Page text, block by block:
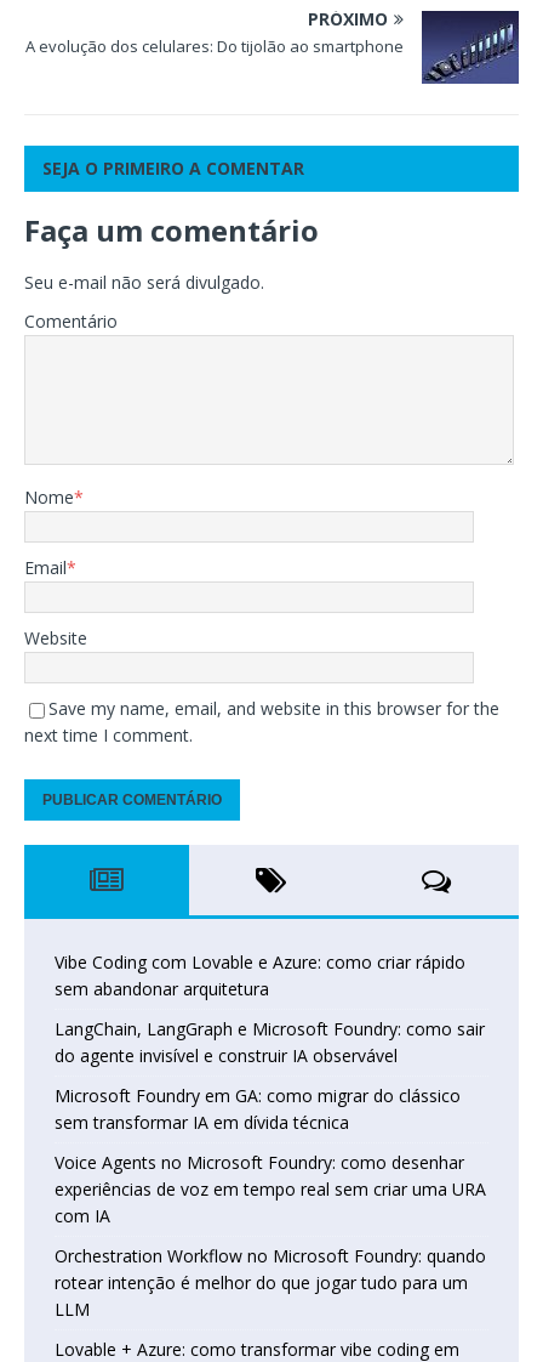
PRÓXIMO
A evolução dos celulares: Do tijolão ao smartphone
SEJA O PRIMEIRO A COMENTAR
Faça um comentário
Seu e-mail não será divulgado.
Comentário
Nome*
Email*
Website
Save my name, email, and website in this browser for the
next time I comment.
Vibe Coding com Lovable e Azure: como criar rápido
sem abandonar arquitetura
LangChain, LangGraph e Microsoft Foundry: como sair
do agente invisível e construir IA observável
Microsoft Foundry em GA: como migrar do clássico
sem transformar IA em dívida técnica
Voice Agents no Microsoft Foundry: como desenhar
experiências de voz em tempo real sem criar uma URA
com IA
Orchestration Workflow no Microsoft Foundry: quando
rotear intenção é melhor do que jogar tudo para um
LLM
Lovable + Azure: como transformar vibe coding em